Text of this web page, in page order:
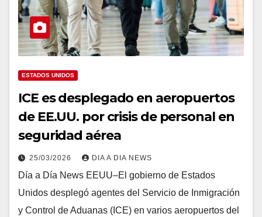
ESTADOS UNIDOS
ICE es desplegado en aeropuertos
de EE.UU. por crisis de personal en
seguridad aérea
25/03/2026 DIA A DIA NEWS
Día a Día News EEUU–El gobierno de Estados
Unidos desplegó agentes del Servicio de Inmigración
y Control de Aduanas (ICE) en varios aeropuertos del